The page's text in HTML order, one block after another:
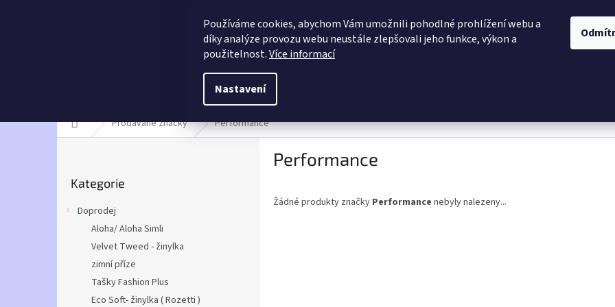
Používáme cookies, abychom Vám umožnili pohodlné prohlížení webu a
díky analýze provozu webu neustále zlepšovali jeho funkce, výkon a
použitelnost.Více informací
Nastavení
Betynka - žinylka
Domů Prodávané značky Performance
kategorie
Kategorie
Doprodej
Aloha/ Aloha Simli
Velvet Tweed - žinylka
zimní příze
Tašky Fashion Plus
Eco Soft- žinylka ( Rozetti )
Performance
Žádné produkty značky Performance nebyly nalezeny...